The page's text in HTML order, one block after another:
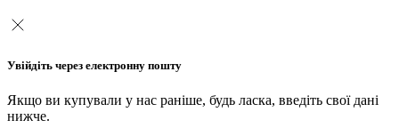
Увійдіть через електронну пошту
Якщо ви купували у нас раніше, будь ласка, введіть свої дані
нижче.